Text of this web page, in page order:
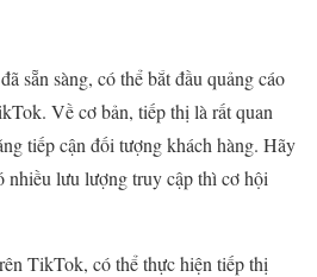
sẵn sàng, có thể bắt đầu quảng cáo
Về cơ bản, tiếp thị là rất quan
tiếp cận đối tượng khách hàng. Hãy
nhiều lưu lượng truy cập thì cơ hội
TikTok, có thể thực hiện tiếp thị